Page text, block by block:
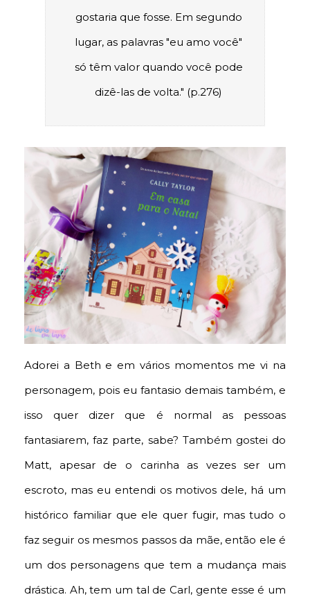
gostaria que fosse. Em segundo
lugar, as palavras "eu amo você"
só têm valor quando você pode
dizê-las de volta." (p.276)
Adorei a Beth e em vários momentos me vi na
personagem, pois eu fantasio demais também, e
isso quer dizer que é normal as pessoas
fantasiarem, faz parte, sabe? Também gostei do
Matt, apesar de o carinha as vezes ser um
escroto, mas eu entendi os motivos dele, há um
histórico familiar que ele quer fugir, mas tudo o
faz seguir os mesmos passos da mãe, então ele é
um dos personagens que tem a mudança mais
drástica. Ah, tem um tal de Carl, gente esse é um